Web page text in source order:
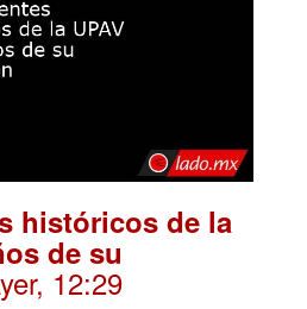
históricos de la
de su
12:29